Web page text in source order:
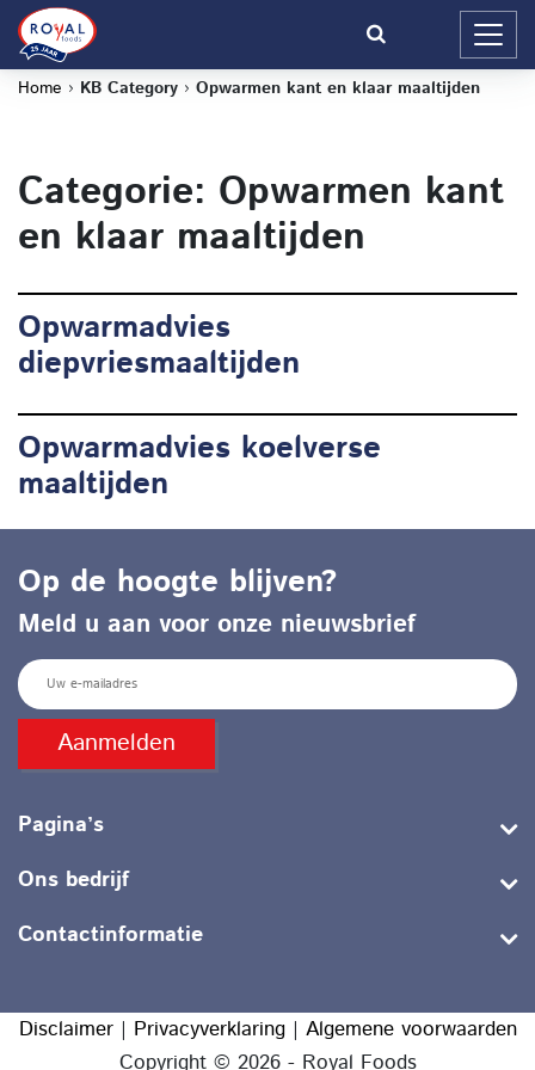
Home › KB Category › Opwarmen kant en klaar maaltijden
Categorie: Opwarmen kant
en klaar maaltijden
Opwarmadvies
diepvriesmaaltijden
Opwarmadvies koelverse
maaltijden
Op de hoogte blijven?
Meld u aan voor onze nieuwsbrief
m
i
l
Pagina’s
Ons bedrijf
Contactinformatie
Disclaimer| Privacyverklaring| Algemene voorwaarden
Copyright © 2026 - Royal Foods